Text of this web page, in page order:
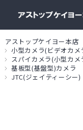
アストップケイヨー本店
小型カメラ(ビデオカメ
スパイカメラ(小型カ
基板型(基盤型)カメラ
JTC(ジェイティーシー)